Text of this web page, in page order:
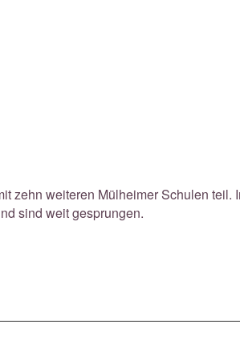
zehn weiteren Mülheimer Schulen teil.
sind weit gesprungen.